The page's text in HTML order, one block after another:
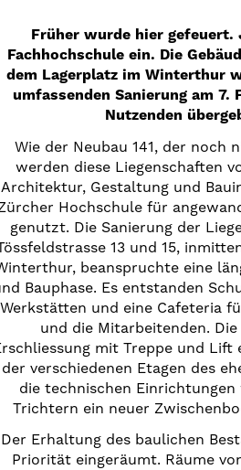
Früher wurde hier gefeuert.
Fachhochschule ein. Die
dem Lagerplatz im Winterthur
umfassenden Sanierung am 7.
Nutzenden
Wie der Neubau 141, der noch
werden diese Liegenschaften
Architektur, Gestaltung und
Hochschule für
genutzt. Die Sanierung der
13 und 15,
beanspruchte eine
Bauphase. Es entstanden
Werkstätten und eine Cafeteria
und die Mitarbeitenden.
mit Treppe und Lift
der verschiedenen Etagen des
die technischen
Trichtern ein neuer
Der Erhaltung des baulichen
Priorität eingeräumt. Räume